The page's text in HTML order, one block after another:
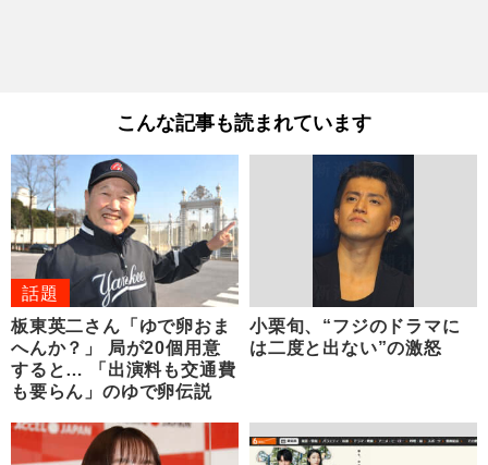
こんな記事も読まれています
話題
板東英二さん「ゆで卵おま
へんか？」 局が20個用意
すると… 「出演料も交通費
も要らん」のゆで卵伝説
小栗旬、“フジのドラマに
は二度と出ない”の激怒